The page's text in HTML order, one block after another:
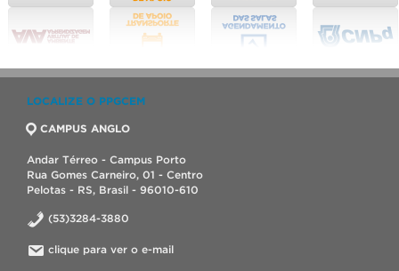
LOCALIZE O PPGCEM
CAMPUS ANGLO
Andar Térreo - Campus Porto
Rua Gomes Carneiro, 01 - Centro
Pelotas - RS, Brasil - 96010-610
(53)3284-3880
clique para ver o e-mail